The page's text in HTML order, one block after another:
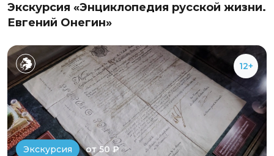
Экскурсия «Энциклопедия русской жизни.
Евгений Онегин»
12+
Экскурсия от 50 ₽